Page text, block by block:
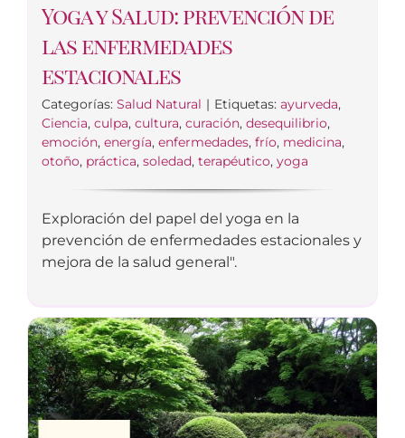
Yoga y Salud: prevención de
las enfermedades
estacionales
Categorías: Salud Natural | Etiquetas: ayurveda,
Ciencia, culpa, cultura, curación, desequilibrio,
emoción, energía, enfermedades, frío, medicina,
otoño, práctica, soledad, terapéutico, yoga
Exploración del papel del yoga en la
prevención de enfermedades estacionales y
mejora de la salud general".